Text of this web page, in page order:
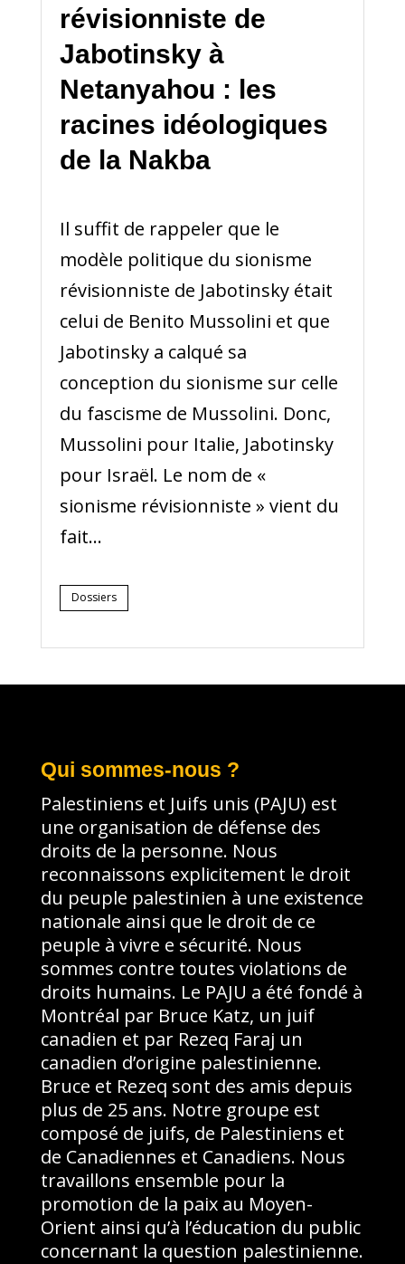
révisionniste de
Jabotinsky à
Netanyahou : les
racines idéologiques
de la Nakba
Il suffit de rappeler que le
modèle politique du sionisme
révisionniste de Jabotinsky était
celui de Benito Mussolini et que
Jabotinsky a calqué sa
conception du sionisme sur celle
du fascisme de Mussolini. Donc,
Mussolini pour Italie, Jabotinsky
pour Israël. Le nom de «
sionisme révisionniste » vient du
fait...
Dossiers
Qui sommes-nous ?
Palestiniens et Juifs unis (PAJU) est
une organisation de défense des
droits de la personne. Nous
reconnaissons explicitement le droit
du peuple palestinien à une existence
nationale ainsi que le droit de ce
peuple à vivre e sécurité. Nous
sommes contre toutes violations de
droits humains. Le PAJU a été fondé à
Montréal par Bruce Katz, un juif
canadien et par Rezeq Faraj un
canadien d’origine palestinienne.
Bruce et Rezeq sont des amis depuis
plus de 25 ans. Notre groupe est
composé de juifs, de Palestiniens et
de Canadiennes et Canadiens. Nous
travaillons ensemble pour la
promotion de la paix au Moyen-
Orient ainsi qu’à l’éducation du public
concernant la question palestinienne.